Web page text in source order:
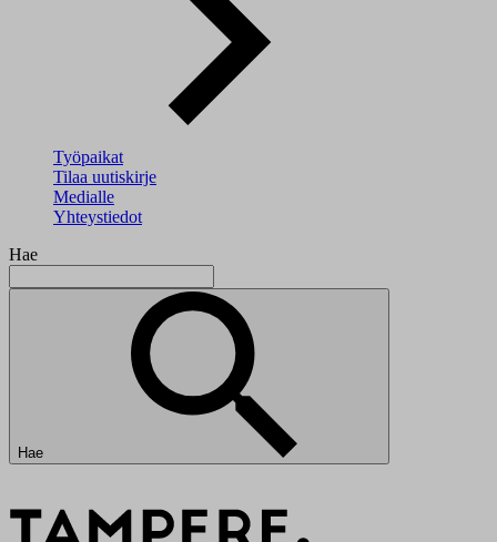
Työpaikat
Tilaa uutiskirje
Medialle
Yhteystiedot
Hae
Hae